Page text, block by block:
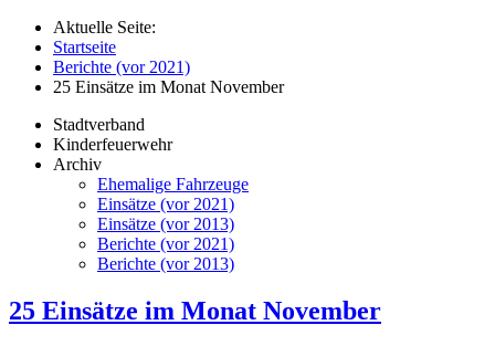
Aktuelle Seite:
Startseite
Berichte (vor 2021)
25 Einsätze im Monat November
Stadtverband
Kinderfeuerwehr
Archiv
Ehemalige Fahrzeuge
Einsätze (vor 2021)
Einsätze (vor 2013)
Berichte (vor 2021)
Berichte (vor 2013)
25 Einsätze im Monat November